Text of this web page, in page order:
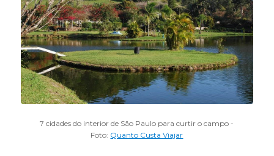
7 cidades do interior de São Paulo para curtir o campo -
Foto: Quanto Custa Viajar